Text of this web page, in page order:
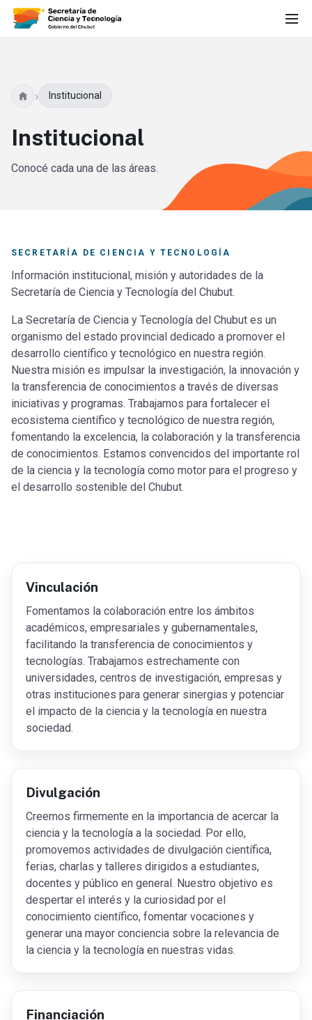
› Institucional
Institucional
Conocé cada una de las áreas.
SECRETARÍA DE CIENCIA Y TECNOLOGÍA
Información institucional, misión y autoridades de la
Secretaría de Ciencia y Tecnología del Chubut.
La Secretaría de Ciencia y Tecnología del Chubut es un
organismo del estado provincial dedicado a promover el
desarrollo científico y tecnológico en nuestra región.
Nuestra misión es impulsar la investigación, la innovación y
la transferencia de conocimientos a través de diversas
iniciativas y programas. Trabajamos para fortalecer el
ecosistema científico y tecnológico de nuestra región,
fomentando la excelencia, la colaboración y la transferencia
de conocimientos. Estamos convencidos del importante rol
de la ciencia y la tecnología como motor para el progreso y
el desarrollo sostenible del Chubut.
Vinculación
Fomentamos la colaboración entre los ámbitos
académicos, empresariales y gubernamentales,
facilitando la transferencia de conocimientos y
tecnologías. Trabajamos estrechamente con
universidades, centros de investigación, empresas y
otras instituciones para generar sinergias y potenciar
el impacto de la ciencia y la tecnología en nuestra
sociedad.
Divulgación
Creemos firmemente en la importancia de acercar la
ciencia y la tecnología a la sociedad. Por ello,
promovemos actividades de divulgación científica,
ferias, charlas y talleres dirigidos a estudiantes,
docentes y público en general. Nuestro objetivo es
despertar el interés y la curiosidad por el
conocimiento científico, fomentar vocaciones y
generar una mayor conciencia sobre la relevancia de
la ciencia y la tecnología en nuestras vidas.
Financiación